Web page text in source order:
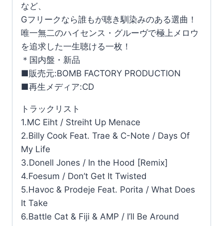
など、
Gフリークなら誰もが聴き馴染みのある選曲！
唯一無二のハイセンス・グルーヴで極上メロウ
を追求した一生聴ける一枚！
＊国内盤・新品
■販売元:BOMB FACTORY PRODUCTION
■再生メディア:CD
トラックリスト
1.MC Eiht / Streiht Up Menace
2.Billy Cook Feat. Trae & C-Note / Days Of
My Life
3.Donell Jones / In the Hood [Remix]
4.Foesum / Don’t Get It Twisted
5.Havoc & Prodeje Feat. Porita / What Does
It Take
6.Battle Cat & Fiji & AMP / I’ll Be Around